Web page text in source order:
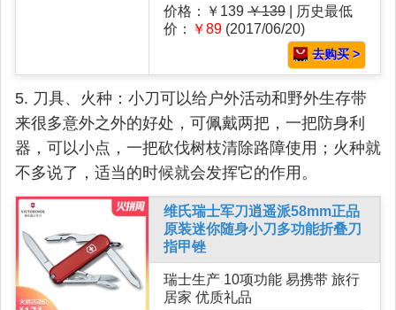
价格：￥139 ￥139 | 历史最低
价：
￥89 (2017/06/20)
去购买 >
5. 刀具、火种：小刀可以给户外活动和野外生存带
来很多意外之外的好处，可佩戴两把，一把防身利
器，可以小点，一把砍伐树枝清除路障使用；火种就
不多说了，适当的时候就会发挥它的作用。
维氏瑞士军刀逍遥派58mm正品
原装迷你随身小刀多功能折叠刀
指甲锉
瑞士生产 10项功能 易携带 旅行
居家 优质礼品